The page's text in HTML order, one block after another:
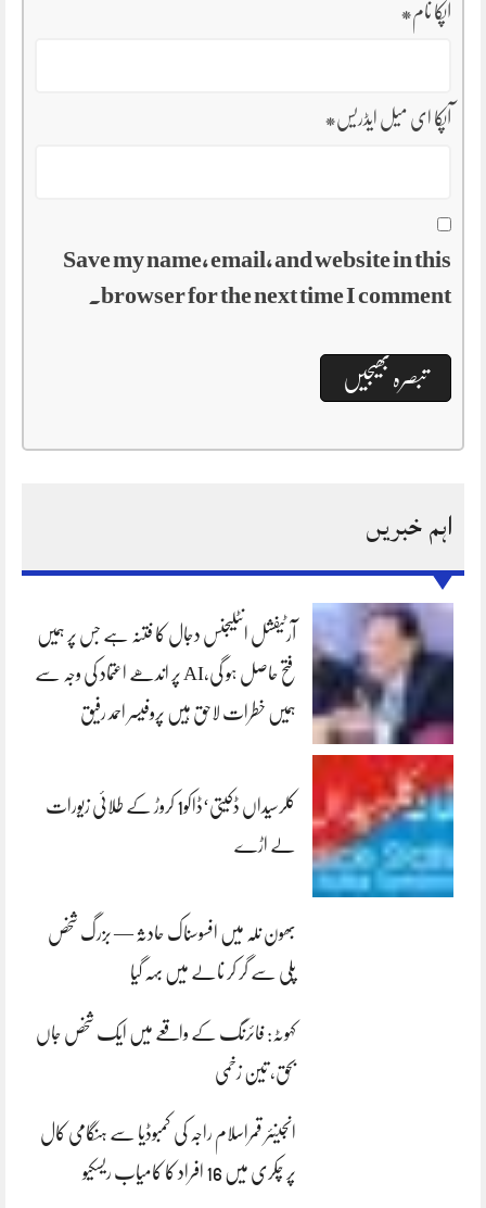
آپکا نام*
آپکا ای میل ایڈریس*
Save my name, email, and website in this
browser for the next time I comment.
اہم خبریں
آرٹیفشل انٹلیجنس دجال کا فتنہ ہے جس پر ہمیں
فتح حاصل ہو گی،AI پر اندھے اعتماد کی وجہ سے
ہمیں خطرات لاحق ہیں پروفیسر احمد رفیق
کلرسیداں ڈکیتی‘ڈاکو1 کروڑ کے طلائی زیورات
لے اڑے
بھون نلہ میں افسوسناک حادثہ — بزرگ شخص
پلی سے گر کر نالے میں بہہ گیا
کہوٹہ: فائرنگ کے واقعے میں ایک شخص جاں
بحق، تین زخمی
انجینئر قمراسلام راجہ کی کمبوڈیا سے ہنگامی کال
پر چکری میں 16 افراد کا کامیاب ریسکیو